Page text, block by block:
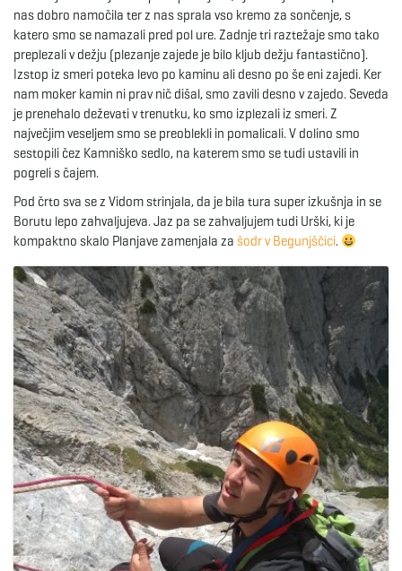
i
a
t
nas dobro namočila ter z nas sprala vso kremo za sončenje, s
katero smo se namazali pred pol ure. Zadnje tri raztežaje smo tako
preplezali v dežju (plezanje zajede je bilo kljub dežju fantastično).
Izstop iz smeri poteka levo po kaminu ali desno po še eni zajedi. Ker
nam moker kamin ni prav nič dišal, smo zavili desno v zajedo. Seveda
je prenehalo deževati v trenutku, ko smo izplezali iz smeri. Z
največjim veseljem smo se preoblekli in pomalicali. V dolino smo
sestopili čez Kamniško sedlo, na katerem smo se tudi ustavili in
pogreli s čajem.
Pod črto sva se z Vidom strinjala, da je bila tura super izkušnja in se
Borutu lepo zahvaljujeva. Jaz pa se zahvaljujem tudi Urški, ki je
kompaktno skalo Planjave zamenjala za šodr v Begunjščici.